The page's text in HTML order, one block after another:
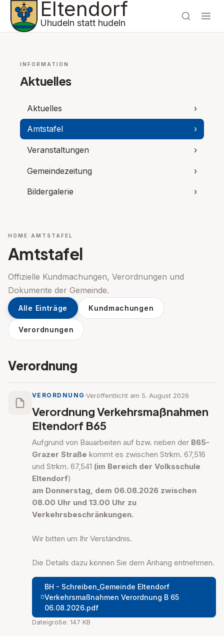
Eltendorf
Uhudeln statt hudeln
INFORMATION
Aktuelles
Aktuelles ›
Amtstafel ›
Veranstaltungen ›
Gemeindezeitung ›
Bildergalerie ›
HOME AMTSTAFEL
Amtstafel
Offizielle Kundmachungen, Verordnungen und
Dokumente der Gemeinde.
Alle Einträge Kundmachungen
Verordnungen
Verordnung
VERORDNUNG ·Veröffentlicht am 5. August 2026
Verordnung Verkehrsmaßnahmen
Eltendorf B65
Aufgrund von Bauarbeiten auf bzw. neben der B65-
Grazer Straße kommt es zwischen Strkm. 67,516
und Strkm. 67,541 (im Bereich der Volksschule
Eltendorf)
am Donnerstag, dem 06.08.2026 zwischen
08.00 Uhr und 13.00 Uhr zu
Verkehrsbeschränkungen.
Wir bitten um Ihr Verständnis.
Die Details dazu können Sie dem Anhang entnehmen.
BH - Schreiben_Gemeinde Eltendorf
Verkehrsmaßnahmen Verordnung B 65
06.08.2026.pdf
Dateigröße: 147 KB